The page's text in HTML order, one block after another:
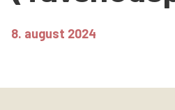
Støt os
8. august 2024